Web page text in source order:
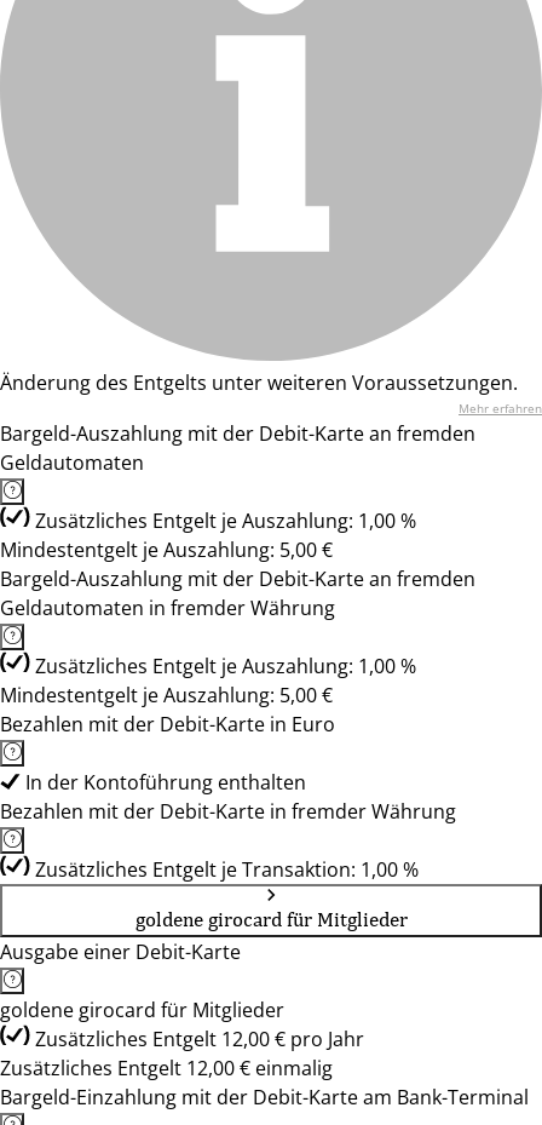
Änderung des Entgelts unter weiteren Voraussetzungen.
Mehr erfahren
Bargeld-Auszahlung mit der Debit-Karte an fremden
Geldautomaten
Zusätzliches Entgelt je Auszahlung: 1,00 %
Mindestentgelt je Auszahlung: 5,00 €
Bargeld-Auszahlung mit der Debit-Karte an fremden
Geldautomaten in fremder Währung
Zusätzliches Entgelt je Auszahlung: 1,00 %
Mindestentgelt je Auszahlung: 5,00 €
Bezahlen mit der Debit-Karte in Euro
In der Kontoführung enthalten
Bezahlen mit der Debit-Karte in fremder Währung
Zusätzliches Entgelt je Transaktion: 1,00 %
goldene girocard für Mitglieder
Ausgabe einer Debit-Karte
goldene girocard für Mitglieder
Zusätzliches Entgelt 12,00 € pro Jahr
Zusätzliches Entgelt 12,00 € einmalig
Bargeld-Einzahlung mit der Debit-Karte am Bank-Terminal